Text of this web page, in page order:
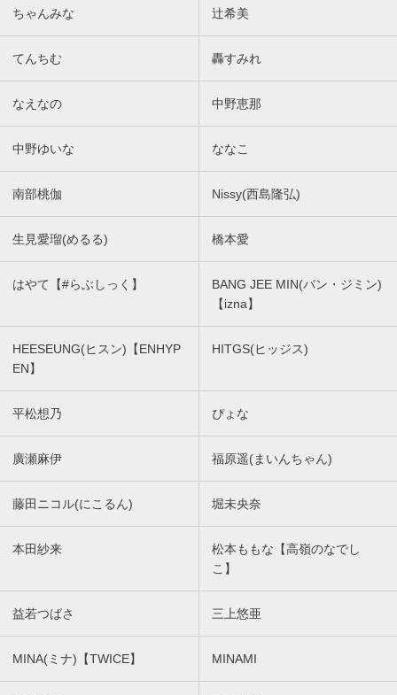
ちゃんみな 辻希美
てんちむ 轟すみれ
なえなの 中野恵那
中野ゆいな ななこ
南部桃伽 Nissy(西島隆弘)
生見愛瑠(めるる) 橋本愛
はやて【#らぶしっく】
BANG JEE MIN(バン・ジミン)
【izna】
HEESEUNG(ヒスン)【ENHYP
EN】
HITGS(ヒッジス)
平松想乃 ぴょな
廣瀬麻伊 福原遥(まいんちゃん)
藤田ニコル(にこるん) 堀未央奈
本田紗来
松本ももな【高嶺のなでし
こ】
益若つばさ 三上悠亜
MINA(ミナ)【TWICE】 MINAMI